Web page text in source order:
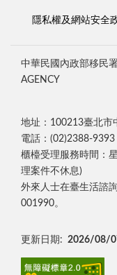
隱私權及網站安全
中華民國內政部移民
AGENCY
地址：100213臺北市
電話：(02)2388-9393
櫃檯受理服務時間：
理案件不休息)
外來人士在臺生活諮
001990。
更新日期: 2026/08/